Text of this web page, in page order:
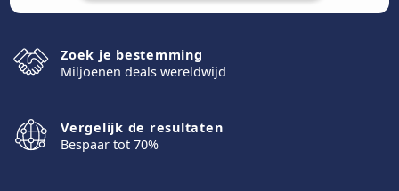
Zoek je bestemming
Miljoenen deals wereldwijd
Vergelijk de resultaten
Bespaar tot 70%